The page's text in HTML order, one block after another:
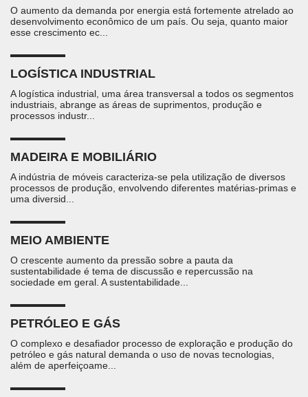
O aumento da demanda por energia está fortemente atrelado ao
desenvolvimento econômico de um país. Ou seja, quanto maior
esse crescimento ec...
LOGÍSTICA INDUSTRIAL
A logística industrial, uma área transversal a todos os segmentos
industriais, abrange as áreas de suprimentos, produção e
processos industr...
MADEIRA E MOBILIÁRIO
A indústria de móveis caracteriza-se pela utilização de diversos
processos de produção, envolvendo diferentes matérias-primas e
uma diversid...
MEIO AMBIENTE
O crescente aumento da pressão sobre a pauta da
sustentabilidade é tema de discussão e repercussão na
sociedade em geral. A sustentabilidade...
PETRÓLEO E GÁS
O complexo e desafiador processo de exploração e produção do
petróleo e gás natural demanda o uso de novas tecnologias,
além de aperfeiçoame...